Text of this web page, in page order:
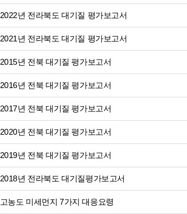
2022년 전라북도 대기질 평가보고서
2021년 전라북도 대기질 평가보고서
2015년 전북 대기질 평가보고서
2016년 전북 대기질 평가보고서
2017년 전북 대기질 평가보고서
2020년 전북 대기질 평가보고서
2019년 전북 대기질 평가보고서
2018년 전라북도 대기질평가보고서
고농도 미세먼지 7가지 대응요령